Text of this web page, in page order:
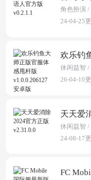
角色扮演 /
24-04-25
休闲益智 /
26-04-10
天天爱
休闲益智 /
24-08-17
FC